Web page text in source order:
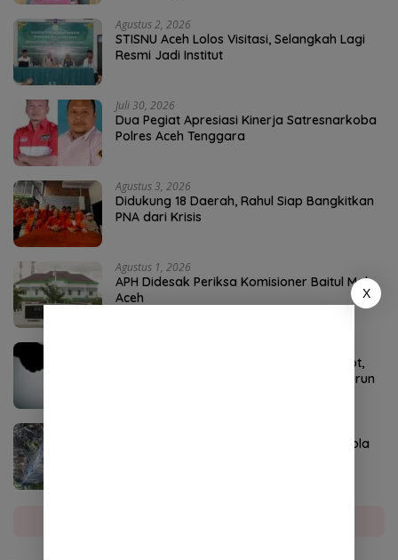
Agustus 2, 2026
STISNU Aceh Lolos Visitasi, Selangkah Lagi
Resmi Jadi Institut
Juli 30, 2026
Dua Pegiat Apresiasi Kinerja Satresnarkoba
Polres Aceh Tenggara
Agustus 3, 2026
Didukung 18 Daerah, Rahul Siap Bangkitkan
PNA dari Krisis
Agustus 1, 2026
APH Didesak Periksa Komisioner Baitul Mal
Aceh
Dugaan Pungli Bantuan Baitul Mal Disorot,
Pengamat Sebut Biadab, APH Diminta Turun
P3-TGAI Aceh Tenggara Disorot, Swakelola
X